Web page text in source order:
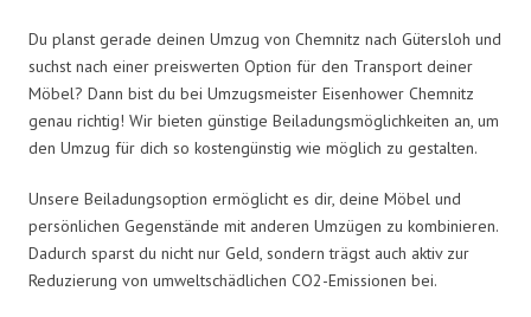
Du planst gerade deinen Umzug von Chemnitz nach Gütersloh und
suchst nach einer preiswerten Option für den Transport deiner
Möbel? Dann bist du bei Umzugsmeister Eisenhower Chemnitz
genau richtig! Wir bieten günstige Beiladungsmöglichkeiten an, um
den Umzug für dich so kostengünstig wie möglich zu gestalten.
Unsere Beiladungsoption ermöglicht es dir, deine Möbel und
persönlichen Gegenstände mit anderen Umzügen zu kombinieren.
Dadurch sparst du nicht nur Geld, sondern trägst auch aktiv zur
Reduzierung von umweltschädlichen CO2-Emissionen bei.